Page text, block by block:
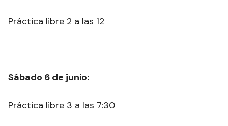
Práctica libre 2 a las 12
Sábado 6 de junio:
Práctica libre 3 a las 7:30